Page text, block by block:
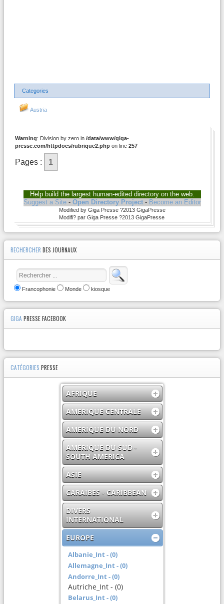
Categories
Austria
Warning: Division by zero in /data/www/giga-
presse.com/httpdocs/rubrique2.php on line 257
Pages : 1
Help build the largest human-edited directory on the web.
Suggest a Site- Open Directory Project- Become an Editor
Modified by Giga Presse ?2013 GigaPresse
Modifi? par Giga Presse ?2013 GigaPresse
RECHERCHER DES JOURNAUX
Francophonie Monde kiosque
GIGAPRESSE FACEBOOK
CATÉGORIES PRESSE
AFRIQUE
AMERIQUE CENTRALE
AMERIQUE DU NORD
AMERIQUE DU SUD -
SOUTH AMERICA
ASIE
CARAIBES - CARIBBEAN
DIVERS
INTERNATIONAL
EUROPE
Albanie_Int - (0)
Allemagne_Int - (0)
Andorre_Int - (0)
Autriche_Int - (0)
Belarus_Int - (0)